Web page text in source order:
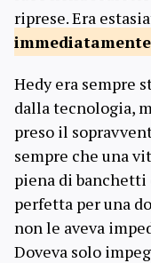
riprese. Era
Hedy era sempre
dalla tecnologia,
preso il
sempre che una
piena di banchetti
perfetta per una
non le aveva
Doveva solo